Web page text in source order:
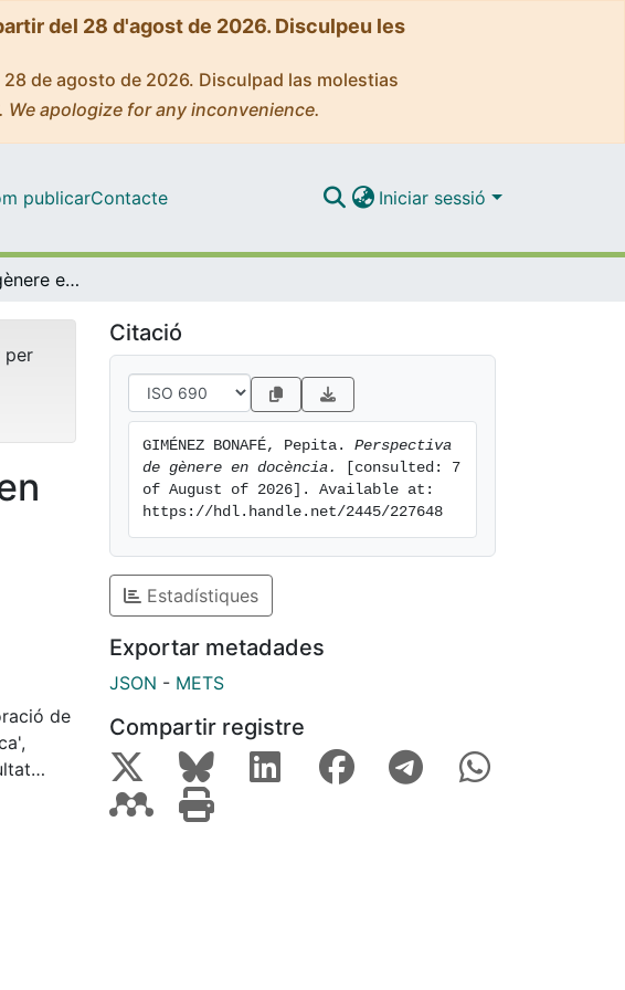
del 28 d'agost de 2026. Disculpeu les
de agosto de 2026. Disculpad las molestias
apologize for any inconvenience.
publicarContacte Iniciar sessió
Perspectiva de gènere en docència
per
de
Citació
GIMÉNEZ BONAFÉ, Pepita. Perspectiva
de gènere en docència.
[consulted: 7
of August of 2026]. Available at:
https://hdl.handle.net/2445/227648
Estadístiques
Exportar metadades
JSON - METS
Compartir registre